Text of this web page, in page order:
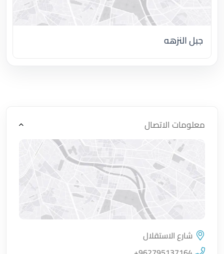
جبل النزهه
معلومات الاتصال
اضغط لتحميل الموقع
شارع الاستقلال